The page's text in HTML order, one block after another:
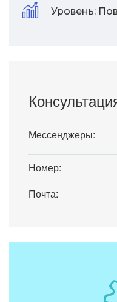
Уровень:
Мессенджеры:
Номер:
Почта: